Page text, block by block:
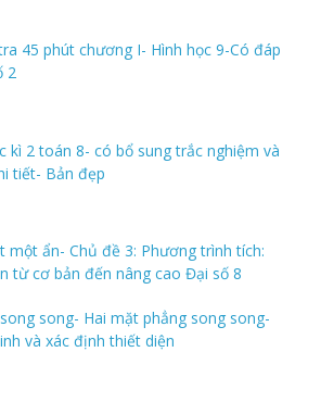
45 phút chương I- Hình học 9-Có đáp
2
kì 2 toán 8- có bổ sung trắc nghiệm và
tiết- Bản đẹp
một ẩn- Chủ đề 3: Phương trình tích:
từ cơ bản đến nâng cao Đại số 8
song- Hai mặt phẳng song song-
và xác định thiết diện